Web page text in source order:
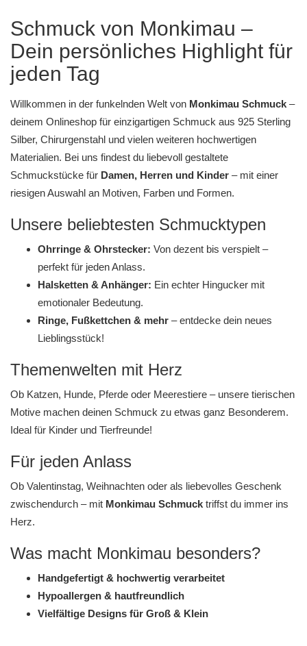
Schmuck von Monkimau –
Dein persönliches Highlight für
jeden Tag
Willkommen in der funkelnden Welt von Monkimau Schmuck –
deinem Onlineshop für einzigartigen Schmuck aus 925 Sterling
Silber, Chirurgenstahl und vielen weiteren hochwertigen
Materialien. Bei uns findest du liebevoll gestaltete
Schmuckstücke für Damen, Herren und Kinder – mit einer
riesigen Auswahl an Motiven, Farben und Formen.
Unsere beliebtesten Schmucktypen
Ohrringe & Ohrstecker: Von dezent bis verspielt –
perfekt für jeden Anlass.
Halsketten & Anhänger: Ein echter Hingucker mit
emotionaler Bedeutung.
Ringe, Fußkettchen & mehr – entdecke dein neues
Lieblingsstück!
Themenwelten mit Herz
Ob Katzen, Hunde, Pferde oder Meerestiere – unsere tierischen
Motive machen deinen Schmuck zu etwas ganz Besonderem.
Ideal für Kinder und Tierfreunde!
Für jeden Anlass
Ob Valentinstag, Weihnachten oder als liebevolles Geschenk
zwischendurch – mit Monkimau Schmuck triffst du immer ins
Herz.
Was macht Monkimau besonders?
Handgefertigt & hochwertig verarbeitet
Hypoallergen & hautfreundlich
Vielfältige Designs für Groß & Klein